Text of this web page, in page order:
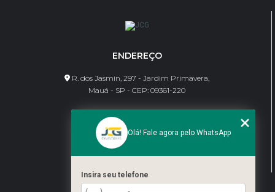
ENDEREÇO
R. dos Jasmin, 297 - Jardim Primavera,
Mauá - SP - CEP: 09361-220
CONTATO
(11) 95462-8630
bene@jcgdivisorias.com
Olá! Fale agora pelo WhatsApp
Insira seu telefone